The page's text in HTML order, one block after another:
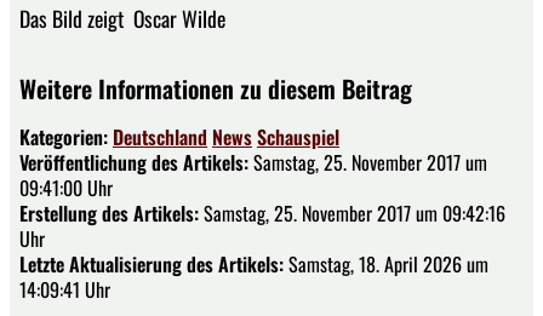
Das Bild zeigt Oscar Wilde
Weitere Informationen zu diesem Beitrag
Kategorien: Deutschland NewsSchauspiel
Veröffentlichung des Artikels:Samstag, 25. November 2017 um
09:41:00 Uhr
Erstellung des Artikels:Samstag, 25. November 2017 um 09:42:16
Uhr
Letzte Aktualisierung des Artikels:Samstag, 18. April 2026 um
14:09:41 Uhr